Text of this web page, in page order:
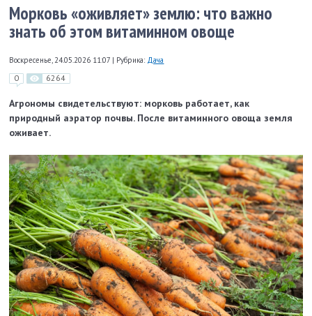
Морковь «оживляет» землю: что важно
знать об этом витаминном овоще
Воскресенье, 24.05.2026 11:07 | Рубрика: Дача
0 6264
Агрономы свидетельствуют: морковь работает, как
природный аэратор почвы. После витаминного овоща земля
оживает.